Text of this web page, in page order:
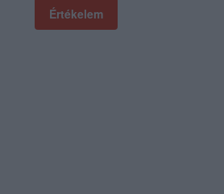
Értékelem